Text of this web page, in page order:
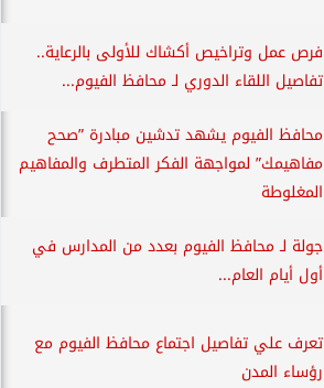
فرص عمل وتراخيص أكشاك للأولى بالرعاية..
تفاصيل اللقاء الدوري لـ محافظ الفيوم...
محافظ الفيوم يشهد تدشين مبادرة ”صحح
مفاهيمك” لمواجهة الفكر المتطرف والمفاهيم
المغلوطة
جولة لـ محافظ الفيوم بعدد من المدارس في
أول أيام العام...
تعرف علي تفاصيل اجتماع محافظ الفيوم مع
رؤساء المدن